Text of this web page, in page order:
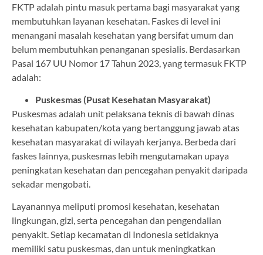
FKTP adalah pintu masuk pertama bagi masyarakat yang
membutuhkan layanan kesehatan. Faskes di level ini
menangani masalah kesehatan yang bersifat umum dan
belum membutuhkan penanganan spesialis. Berdasarkan
Pasal 167 UU Nomor 17 Tahun 2023, yang termasuk FKTP
adalah:
Puskesmas (Pusat Kesehatan Masyarakat)
Puskesmas adalah unit pelaksana teknis di bawah dinas
kesehatan kabupaten/kota yang bertanggung jawab atas
kesehatan masyarakat di wilayah kerjanya. Berbeda dari
faskes lainnya, puskesmas lebih mengutamakan upaya
peningkatan kesehatan dan pencegahan penyakit daripada
sekadar mengobati.
Layanannya meliputi promosi kesehatan, kesehatan
lingkungan, gizi, serta pencegahan dan pengendalian
penyakit. Setiap kecamatan di Indonesia setidaknya
memiliki satu puskesmas, dan untuk meningkatkan